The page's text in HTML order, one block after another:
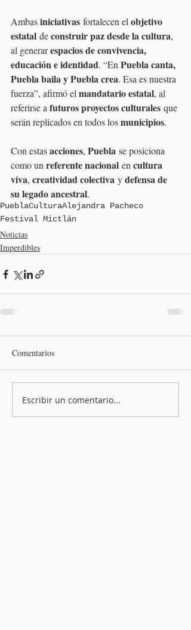
Ambas iniciativas fortalecen el objetivo
estatal de construir paz desde la cultura,
al generar espacios de convivencia,
educación e identidad. “En Puebla canta,
Puebla baila y Puebla crea. Esa es nuestra
fuerza”, afirmó el mandatario estatal, al
referirse a futuros proyectos culturales que
serán replicados en todos los municipios.
Con estas acciones, Puebla se posiciona
como un referente nacional en cultura
viva, creatividad colectiva y defensa de
su legado ancestral.
PueblaCulturaAlejandra Pacheco
Festival Mictlán
Noticias
Imperdibles
Comentarios
Escribir un comentario...